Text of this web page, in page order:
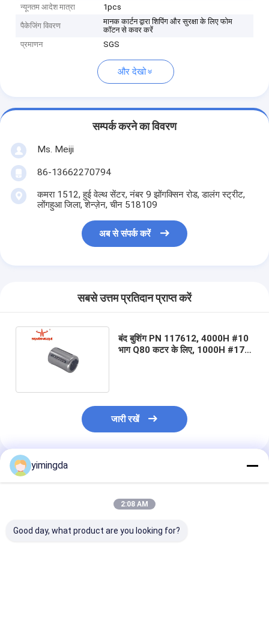
न्यूनतम आदेश मात्रा
1pcs
पैकेजिंग विवरण
मानक कार्टन द्वारा शिपिंग और सुरक्षा के लिए फोम
कॉटन से कवर करें
प्रमाणन
SGS
और देखो
सम्पर्क करने का विवरण
Ms. Meiji
86-13662270794
कमरा 1512, हुई वेल्थ सेंटर, नंबर 9 झोंगक्सिन रोड, डालंग स्ट्रीट,
लोंगहुआ जिला, शेन्ज़ेन, चीन 518109
अब से संपर्क करें
सबसे उत्तम प्रतिदान प्राप्त करें
बंद बुशिंग PN 117612, 4000H #10
भाग Q80 कटर के लिए, 1000H #17
जारी रखें
अनुशंसित उत्पाद
yimingda
2:08 AM
Good day, what product are you looking for?